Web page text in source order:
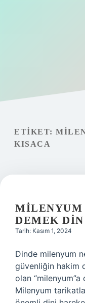
Gizlilik Politikası
Hakkımızda
ETIKET:
KISACA
MILENYUM
DEMEK
Tarih: Kasım 1, 2024
Dinde milenyum
güvenliğin hakim
olan “milenyum”a
Milenyum